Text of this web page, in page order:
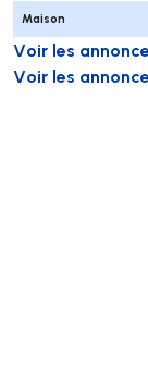
Maison
Voir les
Voir les